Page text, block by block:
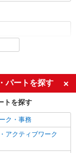
卒歓迎
迎
パートを探す
トを探す
ク・事務
アクティブワーク